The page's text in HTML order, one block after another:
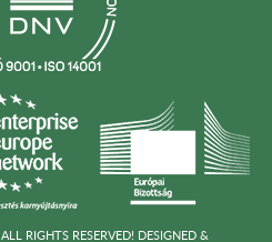
ALL RIGHTS RESERVED! DESIGNED &